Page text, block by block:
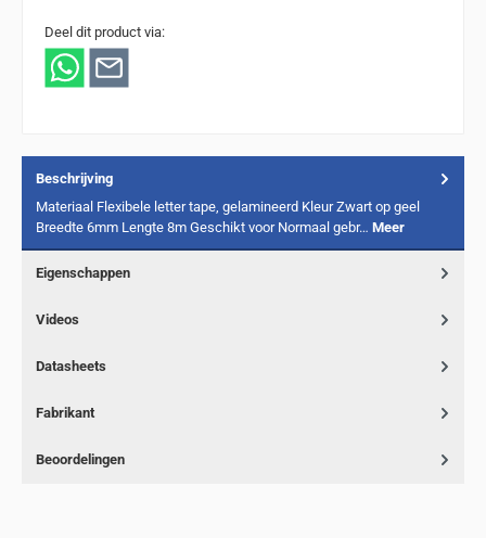
Deel dit product via:
Beschrijving
Materiaal Flexibele letter tape, gelamineerd Kleur Zwart op geel
Breedte 6mm Lengte 8m Geschikt voor Normaal gebr… Meer
Eigenschappen
Videos
Datasheets
Fabrikant
Beoordelingen